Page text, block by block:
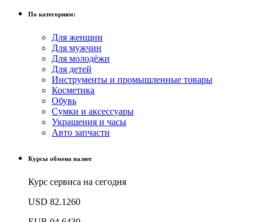
По категориям:
Для женщин
Для мужчин
Для молодёжи
Для детей
Инструменты и промышленные товары
Косметика
Обувь
Сумки и аксессуары
Украшения и часы
Авто запчасти
Курсы обмена валют
Курс сервиса на сегодня
USD 82.1260